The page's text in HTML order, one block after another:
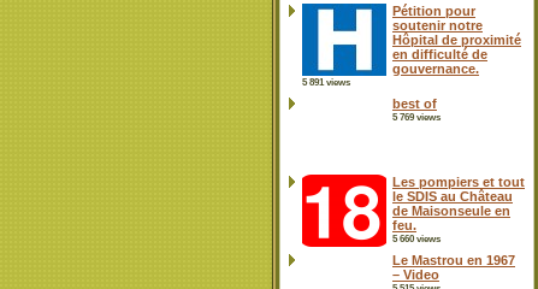
Pétition pour
soutenir notre
Hôpital de proximité
en difficulté de
gouvernance.
5 891 views
best of
5 769 views
Les pompiers et tout
le SDIS au Château
de Maisonseule en
feu.
5 660 views
Le Mastrou en 1967
– Video